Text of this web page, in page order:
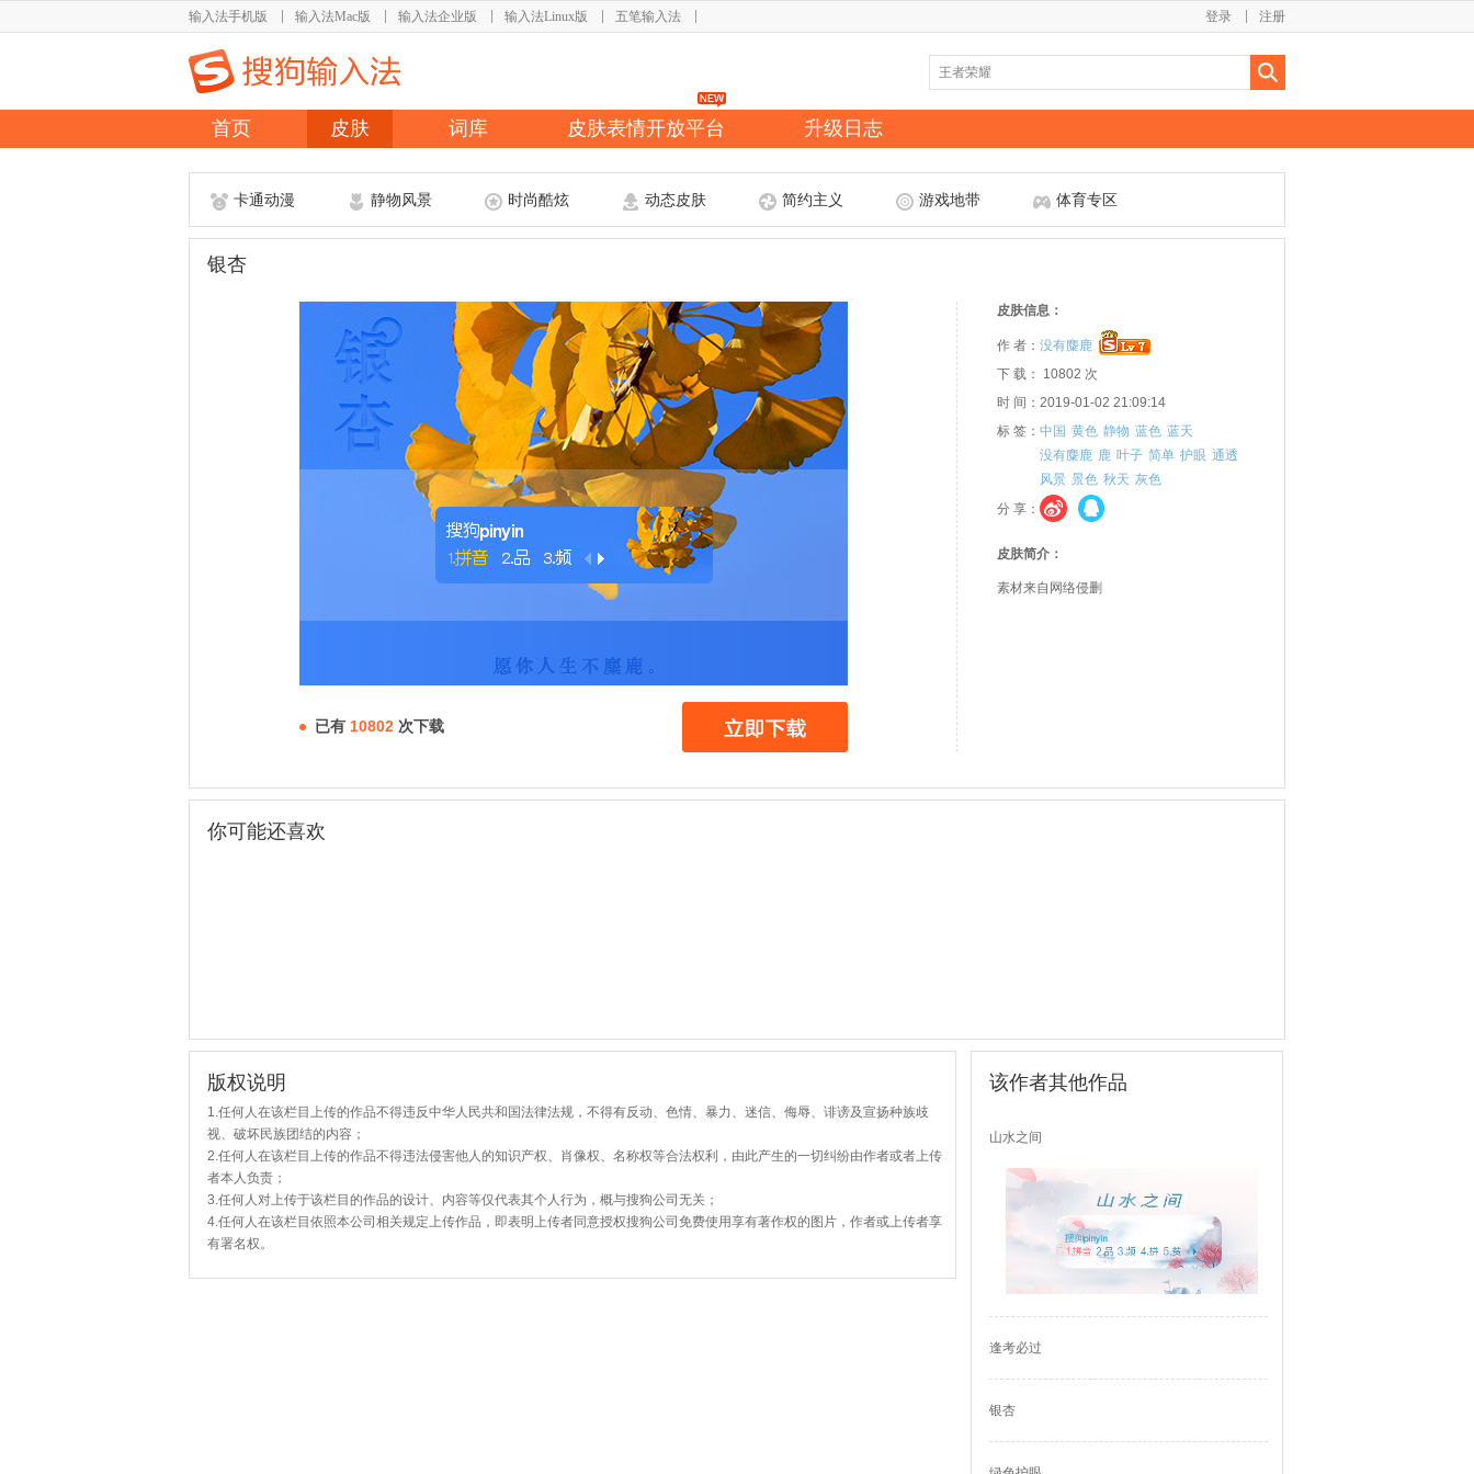
输入法手机版 输入法Mac版 输入法企业版 输入法Linux版 五笔输入法 注册
登录
首页 皮肤 词库 皮肤表情开放平台 升级日志
卡通动漫 静物风景 时尚酷炫 动态皮肤 简约主义 游戏地带 体育专区
银杏
已有 10802 次下载
皮肤信息：
作 者： 没有麋鹿
下 载： 10802 次
时 间：2019-01-02 21:09:14
标 签： 中国 黄色 静物 蓝色 蓝天
没有麋鹿 鹿 叶子 简单 护眼 通透
风景 景色 秋天 灰色
分 享：
皮肤简介：
素材来自网络侵删
你可能还喜欢
版权说明
1.任何人在该栏目上传的作品不得违反中华人民共和国法律法规，不得有反动、色情、暴力、迷信、侮辱、诽谤及宣扬种族歧
视、破坏民族团结的内容；
2.任何人在该栏目上传的作品不得违法侵害他人的知识产权、肖像权、名称权等合法权利，由此产生的一切纠纷由作者或者上传
者本人负责；
3.任何人对上传于该栏目的作品的设计、内容等仅代表其个人行为，概与搜狗公司无关；
4.任何人在该栏目依照本公司相关规定上传作品，即表明上传者同意授权搜狗公司免费使用享有著作权的图片，作者或上传者享
有署名权。
该作者其他作品
山水之间
逢考必过
银杏